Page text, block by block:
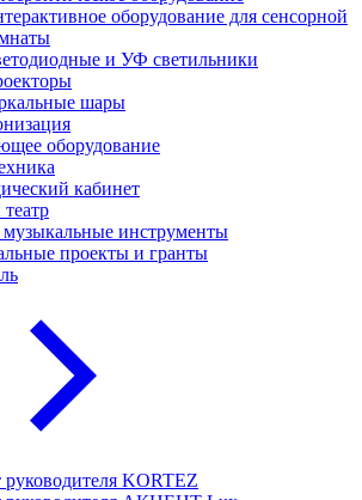
оборудование для сенсорной
и УФ светильники
шары
оборудование
кабинет
музыкальные инструменты
проекты и гранты
руководителя KORTEZ